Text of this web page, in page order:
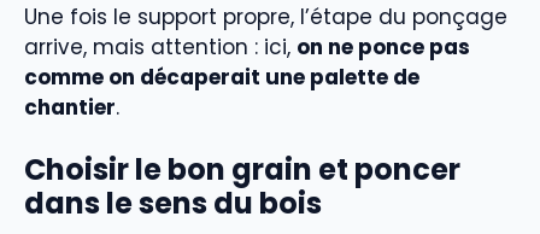
Une fois le support propre, l’étape du ponçage
arrive, mais attention : ici, on ne ponce pas
comme on décaperait une palette de
chantier.
Choisir le bon grain et poncer
dans le sens du bois